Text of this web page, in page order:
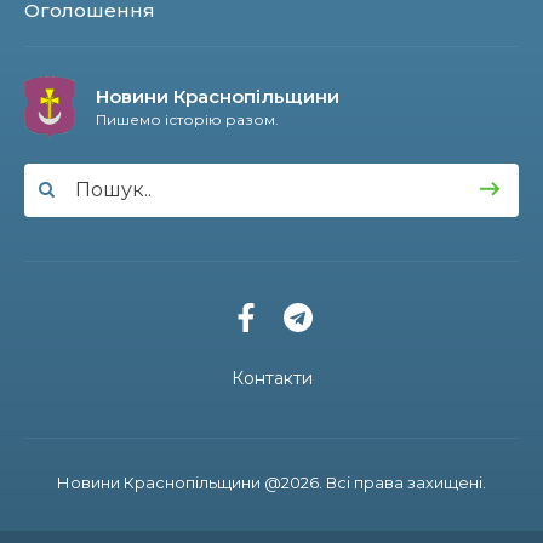
11:10
Інтелект, спорт та творчість: історія успіху
13:48
На щиті повернувся 39-річний прикордонник
На Сумщині розширено мережу мовлення
військового радіо «Армія FM»
Золотий фонд Краснопілля: випускниця ліцею
Оголошення
Новини Краснопільщини
Пишемо історію разом.
Новини Краснопільщини @2026. Всі права захищені.
Контакти